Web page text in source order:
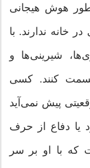
هوش هیجانی
خانه ندارند. با
شیرینی‌ها و
کنند. کسی
پیش نمی‌آید
یا دفاع از حرف
که با او بر سر